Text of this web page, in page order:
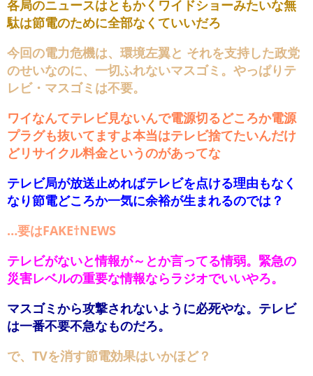
各局のニュースはともかくワイドショーみたいな無
駄は節電のために全部なくていいだろ
今回の電力危機は、環境左翼と それを支持した政党
のせいなのに、一切ふれないマスゴミ。やっぱりテ
レビ・マスゴミは不要。
ワイなんてテレビ見ないんで電源切るどころか電源
プラグも抜いてますよ本当はテレビ捨てたいんだけ
どリサイクル料金というのがあってな
テレビ局が放送止めればテレビを点ける理由もなく
なり節電どころか一気に余裕が生まれるのでは？
…要はFAKE†NEWS
テレビがないと情報が～とか言ってる情弱。緊急の
災害レベルの重要な情報ならラジオでいいやろ。
マスゴミから攻撃されないように必死やな。テレビ
は一番不要不急なものだろ。
で、TVを消す節電効果はいかほど？